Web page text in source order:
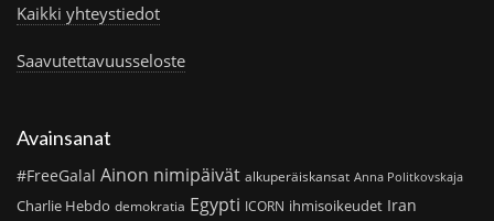
Kaikki yhteystiedot
Saavutettavuusseloste
Avainsanat
#FreeGalal Ainon nimipäivät alkuperäiskansat Anna Politkovskaja
Charlie Hebdo demokratia Egypti ICORN ihmisoikeudet Iran